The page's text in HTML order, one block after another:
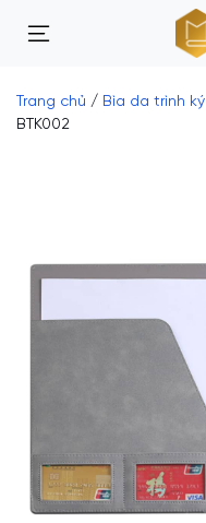
Trang chủ / Bìa da trình ký
BTK002